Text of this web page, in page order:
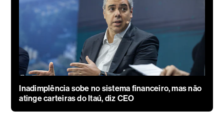
Inadimplência sobe no sistema financeiro, mas não
atinge carteiras do Itaú, diz CEO